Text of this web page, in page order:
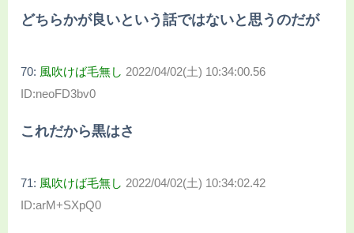
どちらかが良いという話ではないと思うのだが
70: 風吹けば毛無し 2022/04/02(土) 10:34:00.56
ID:neoFD3bv0
これだから黒はさ
71: 風吹けば毛無し 2022/04/02(土) 10:34:02.42
ID:arM+SXpQ0